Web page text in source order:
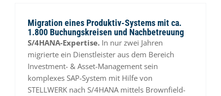
Migration eines Produktiv-Systems mit ca.
1.800 Buchungskreisen und Nachbetreuung
S/4HANA-Expertise. In nur zwei Jahren
migrierte ein Dienstleister aus dem Bereich
Investment- & Asset-Management sein
komplexes SAP-System mit Hilfe von
STELLWERK nach S/4HANA mittels Brownfield-